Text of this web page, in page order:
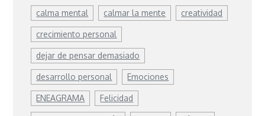
calma mental calmar la mente creatividad
crecimiento personal
dejar de pensar demasiado
desarrollo personal Emociones
ENEAGRAMA Felicidad